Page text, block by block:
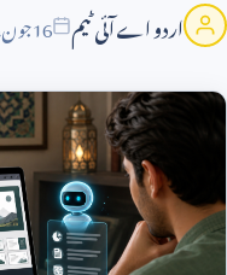
اردو اے آئی ٹیم 16